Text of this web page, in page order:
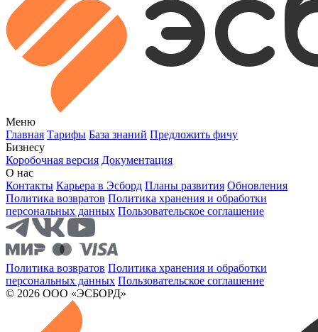
Меню
Главная Тарифы База знаний Предложить фичу
Бизнесу
Коробочная версия Документация
О нас
Контакты Карьера в Эсборд Планы развития Обновления
Политика возвратов Политика хранения и обработки
персональных данных Пользовательское соглашение
Политика возвратов Политика хранения и обработки
персональных данных Пользовательское соглашение
© 2026 ООО «ЭСБОРД»